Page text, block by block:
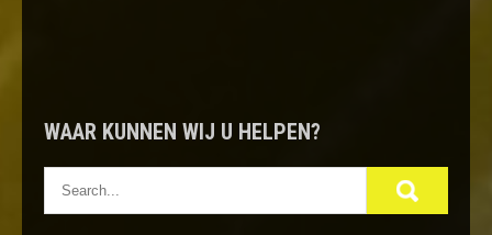
WAAR KUNNEN WIJ U HELPEN?